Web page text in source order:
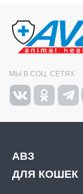
МЫ В СОЦ. СЕТЯХ
АВЗ
ДЛЯ КОШЕК